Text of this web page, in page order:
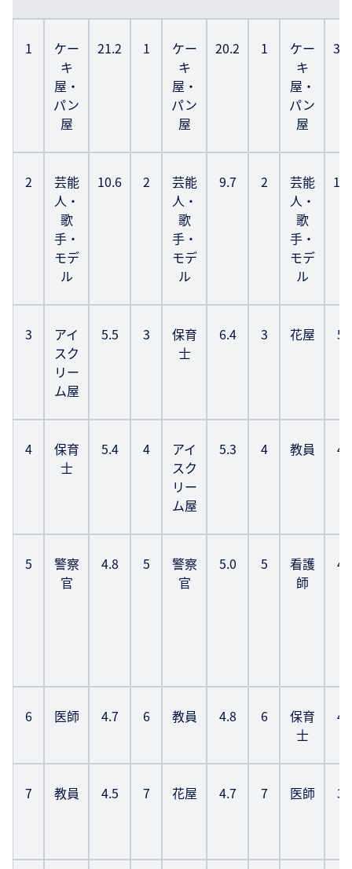
1
ケー
キ
屋・
パン
屋
21.2 1
ケー
キ
屋・
パン
屋
20.2 1
ケー
キ
屋・
パン
屋
2
芸能
人・
歌
手・
モデ
ル
10.6 2
芸能
人・
歌
手・
モデ
ル
9.7 2
芸能
人・
歌
手・
モデ
ル
3
アイ
スク
リー
ム屋
5.5 3
保育
士
6.4 3 花屋
4
保育
士
5.4 4
アイ
スク
リー
ム屋
5.3 4 教員
5
警察
官
4.8 5
警察
官
5.0 5
看護
師
6 医師 4.7 6 教員 4.8 6
保育
士
7 教員 4.5 7 花屋 4.7 7 医師